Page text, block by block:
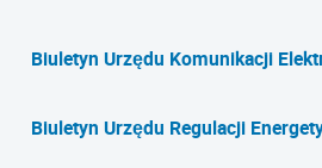
Biuletyn Urzędu Komunikacji
Biuletyn Urzędu Regulacji